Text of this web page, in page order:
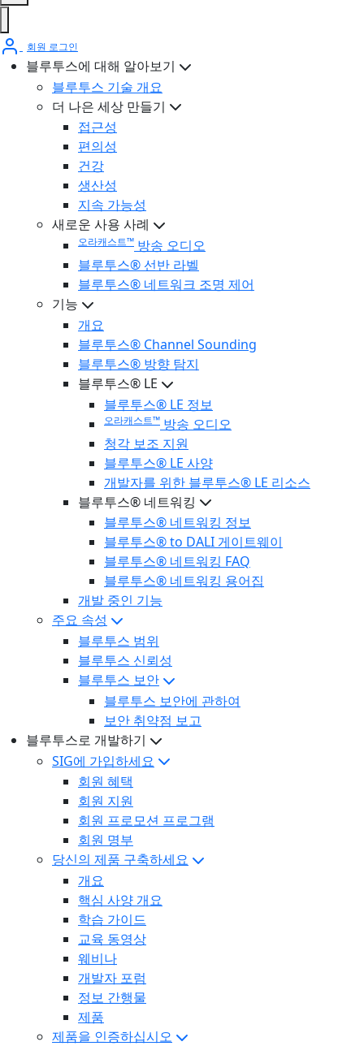
회원 로그인
블루투스에 대해 알아보기
블루투스 기술 개요
더 나은 세상 만들기
접근성
편의성
건강
생산성
지속 가능성
새로운 사용 사례
오라캐스트™ 방송 오디오
블루투스® 선반 라벨
블루투스® 네트워크 조명 제어
기능
개요
블루투스® Channel Sounding
블루투스® 방향 탐지
블루투스® LE
블루투스® LE 정보
오라캐스트™ 방송 오디오
청각 보조 지원
블루투스® LE 사양
개발자를 위한 블루투스® LE 리소스
블루투스® 네트워킹
블루투스® 네트워킹 정보
블루투스® to DALI 게이트웨이
블루투스® 네트워킹 FAQ
블루투스® 네트워킹 용어집
개발 중인 기능
주요 속성
블루투스 범위
블루투스 신뢰성
블루투스 보안
블루투스 보안에 관하여
보안 취약점 보고
블루투스로 개발하기
SIG에 가입하세요
회원 혜택
회원 지원
회원 프로모션 프로그램
회원 명부
당신의 제품 구축하세요
개요
핵심 사양 개요
학습 가이드
교육 동영상
웨비나
개발자 포럼
정보 간행물
제품
제품을 인증하십시오